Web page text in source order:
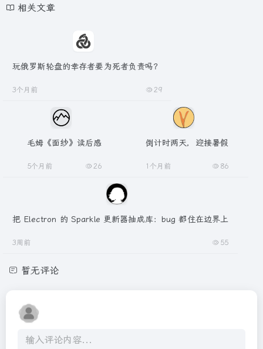
相关文章
玩俄罗斯轮盘的幸存者要为死者负责吗？
3个月前 29
毛姆《面纱》读后感
5个月前 26
倒计时两天，迎接暑假
1个月前 86
把 Electron 的 Sparkle 更新器抽成库：bug 都住在边界上
3周前 55
暂无评论